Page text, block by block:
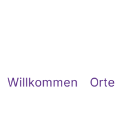
Willkommen Orte